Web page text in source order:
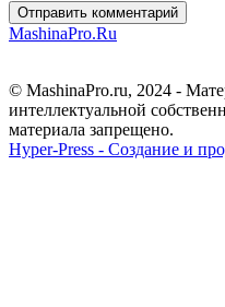
Отправить комментарий
MashinaPro.Ru
© MashinaPro.ru, 2024 -
интеллектуальной
материала запрещено.
Hyper-Press - Создание и